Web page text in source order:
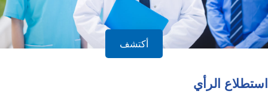
أكتشف
استطلاع الرأي